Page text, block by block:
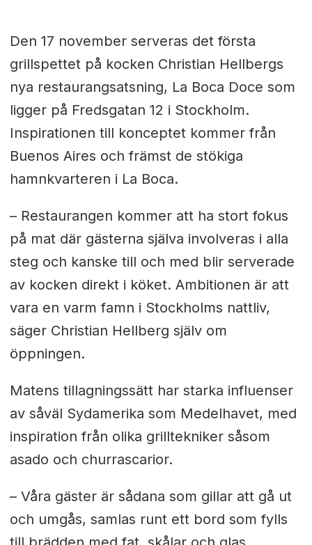
Den 17 november serveras det första
grillspettet på kocken Christian Hellbergs
nya restaurangsatsning, La Boca Doce som
ligger på Fredsgatan 12 i Stockholm.
Inspirationen till konceptet kommer från
Buenos Aires och främst de stökiga
hamnkvarteren i La Boca.
– Restaurangen kommer att ha stort fokus
på mat där gästerna själva involveras i alla
steg och kanske till och med blir serverade
av kocken direkt i köket. Ambitionen är att
vara en varm famn i Stockholms nattliv,
säger Christian Hellberg själv om
öppningen.
Matens tillagningssätt har starka influenser
av såväl Sydamerika som Medelhavet, med
inspiration från olika grilltekniker såsom
asado och churrascarior.
– Våra gäster är sådana som gillar att gå ut
och umgås, samlas runt ett bord som fylls